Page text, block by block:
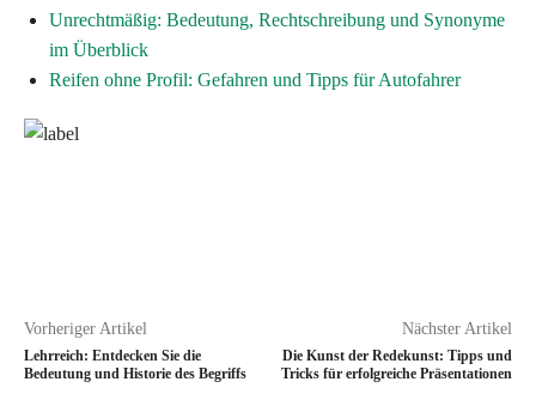
Unrechtmäßig: Bedeutung, Rechtschreibung und Synonyme
im Überblick
Reifen ohne Profil: Gefahren und Tipps für Autofahrer
Vorheriger Artikel
Lehrreich: Entdecken Sie die
Bedeutung und Historie des Begriffs
Nächster Artikel
Die Kunst der Redekunst: Tipps und
Tricks für erfolgreiche Präsentationen